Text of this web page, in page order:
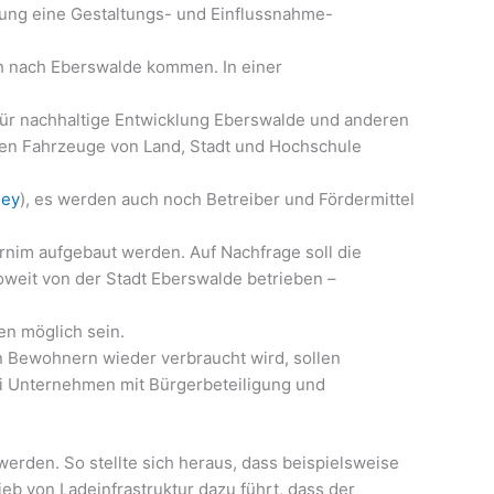
eine Gestaltungs- und Einflussnahme-
Eberswalde kommen. In einer
nachhaltige Entwicklung Eberswalde und anderen
Fahrzeuge von Land, Stadt und Hochschule
), es werden auch noch Betreiber und Fördermittel
aufgebaut werden. Auf Nachfrage soll die
von der Stadt Eberswalde betrieben –
möglich sein.
wieder verbraucht wird, sollen
mit Bürgerbeteiligung und
So stellte sich heraus, dass beispielsweise
von Ladeinfrastruktur dazu führt, dass der